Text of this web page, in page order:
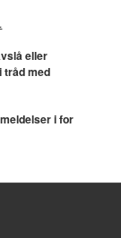
eller
tråd med
i for